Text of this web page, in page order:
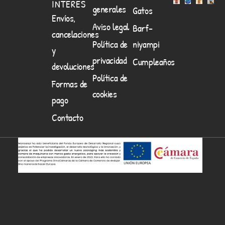
INTERES
Envíos,
cancelaciones
y
devoluciones
Formas de
pago
Contacto
generales
Aviso legal
Política de
privacidad
Política de
cookies
Gatos
Barf-
niyampi
Cumpleaños